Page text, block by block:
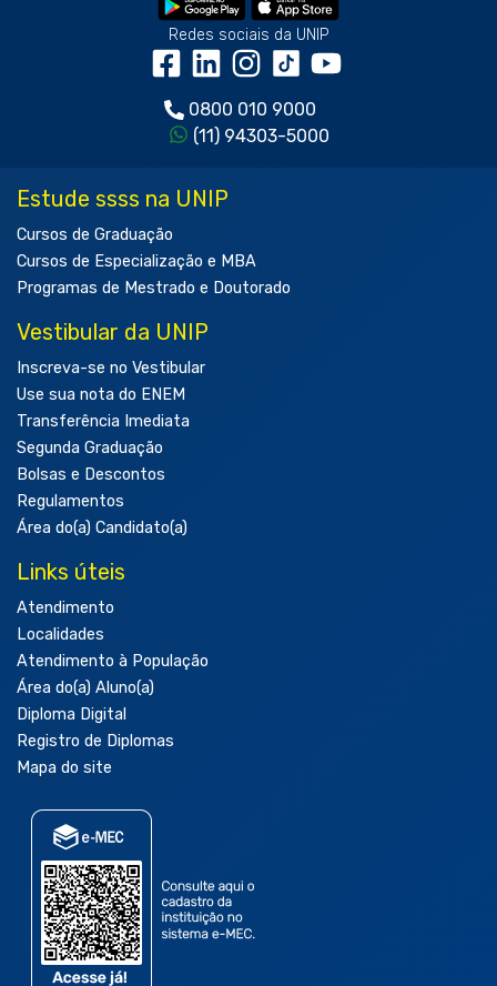
Redes sociais da UNIP
0800 010 9000
(11) 94303-5000
Estude ssss na UNIP
Cursos de Graduação
Cursos de Especialização e MBA
Programas de Mestrado e Doutorado
Vestibular da UNIP
Inscreva-se no Vestibular
Use sua nota do ENEM
Transferência Imediata
Segunda Graduação
Bolsas e Descontos
Regulamentos
Área do(a) Candidato(a)
Links úteis
Atendimento
Localidades
Atendimento à População
Área do(a) Aluno(a)
Diploma Digital
Registro de Diplomas
Mapa do site